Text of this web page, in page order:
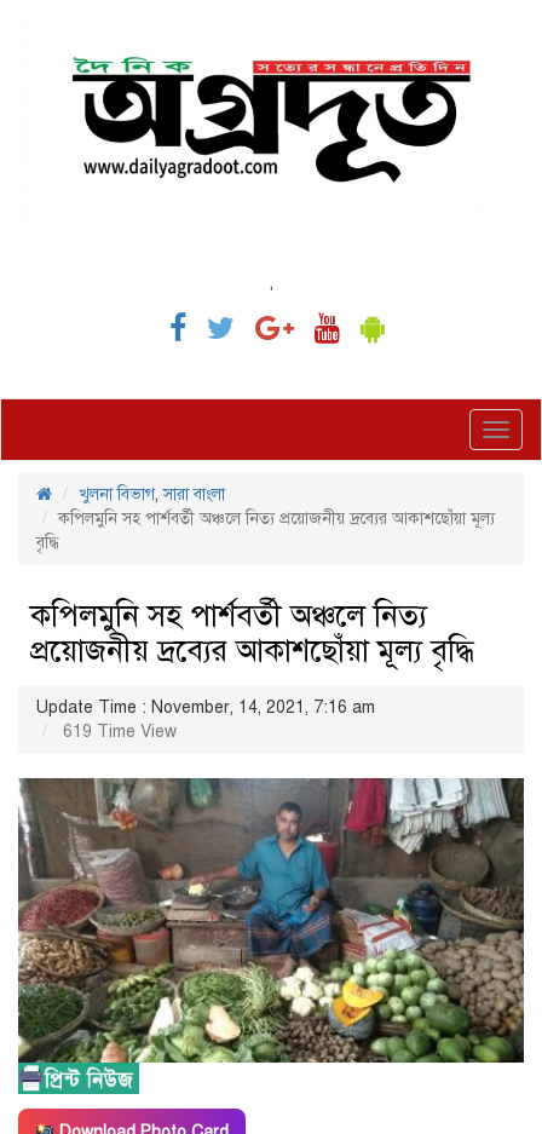
,
খুলনা বিভাগ,সারা বাংলা
কপিলমুনি সহ পার্শবর্তী অঞ্চলে নিত্য প্রয়োজনীয় দ্রব্যের আকাশছোঁয়া মূল্য
বৃদ্ধি
কপিলমুনি সহ পার্শবর্তী অঞ্চলে নিত্য
প্রয়োজনীয় দ্রব্যের আকাশছোঁয়া মূল্য বৃদ্ধি
Update Time : November, 14, 2021, 7:16 am
619 Time View